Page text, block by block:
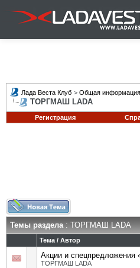
Лада Веста Клуб > Общая информация
ТОРГМАШ LADA
Регистрация
Темы раздела: ТОРГМАШ LADA
Тема / Автор
Акции и
ТОРГМАШ LADA